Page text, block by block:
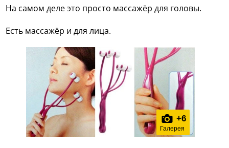
На самом деле это просто массажёр для головы.
Есть массажёр и для лица.
+6
Галерея